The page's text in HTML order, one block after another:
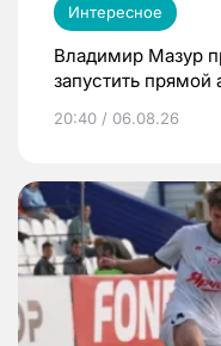
Интересное
Владимир Мазур
запустить прямой
20:40 / 06.08.26